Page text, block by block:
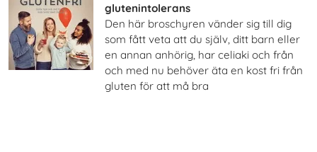
glutenintolerans
Den här broschyren vänder sig till dig
som fått veta att du själv, ditt barn eller
en annan anhörig, har celiaki och från
och med nu behöver äta en kost fri från
gluten för att må bra